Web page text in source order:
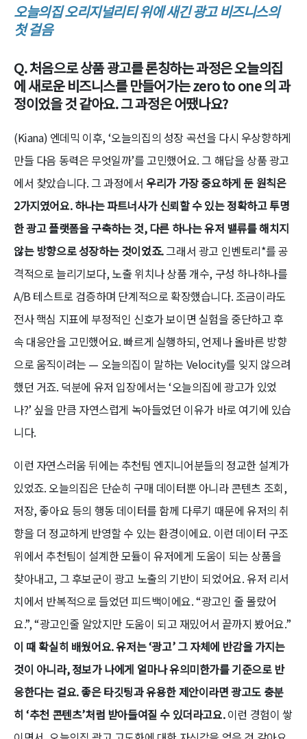
오늘의집 오리지널리티 위에 새긴 광고 비즈니스의
첫 걸음
Q. 처음으로 상품 광고를 론칭하는 과정은 오늘의집
에 새로운 비즈니스를 만들어가는 zero to one 의 과
정이었을 것 같아요. 그 과정은 어땠나요?
(Kiana) 엔데믹 이후, ‘오늘의집의 성장 곡선을 다시 우상향하게
만들 다음 동력은 무엇일까’를 고민했어요. 그 해답을 상품 광고
에서 찾았습니다. 그 과정에서 우리가 가장 중요하게 둔 원칙은
2가지였어요. 하나는 파트너사가 신뢰할 수 있는 정확하고 투명
한 광고 플랫폼을 구축하는 것, 다른 하나는 유저 밸류를 해치지
않는 방향으로 성장하는 것이었죠.그래서 광고 인벤토리*를 공
격적으로 늘리기보다, 노출 위치나 상품 개수, 구성 하나하나를
A/B 테스트로 검증하며 단계적으로 확장했습니다. 조금이라도
전사 핵심 지표에 부정적인 신호가 보이면 실험을 중단하고 후
속 대응안을 고민했어요. 빠르게 실행하되, 언제나 올바른 방향
으로 움직이려는 — 오늘의집이 말하는 Velocity를 잊지 않으려
했던 거죠. 덕분에 유저 입장에서는 ‘오늘의집에 광고가 있었
나?’ 싶을 만큼 자연스럽게 녹아들었던 이유가 바로 여기에 있습
니다.
이런 자연스러움 뒤에는 추천팀 엔지니어분들의 정교한 설계가
있었죠. 오늘의집은 단순히 구매 데이터뿐 아니라 콘텐츠 조회,
저장, 좋아요 등의 행동 데이터를 함께 다루기 때문에 유저의 취
향을 더 정교하게 반영할 수 있는 환경이에요. 이런 데이터 구조
위에서 추천팀이 설계한 모듈이 유저에게 도움이 되는 상품을
찾아내고, 그 후보군이 광고 노출의 기반이 되었어요. 유저 리서
치에서 반복적으로 들었던 피드백이에요. “광고인 줄 몰랐어
요.”, “광고인줄 알았지만 도움이 되고 재밌어서 끝까지 봤어요.”
이 때 확실히 배웠어요. 유저는 ‘광고’ 그 자체에 반감을 가지는
것이 아니라, 정보가 나에게 얼마나 유의미한가를 기준으로 반
응한다는 걸요. 좋은 타깃팅과 유용한 제안이라면 광고도 충분
히 ‘추천 콘텐츠’처럼 받아들여질 수 있더라고요.이런 경험이 쌓